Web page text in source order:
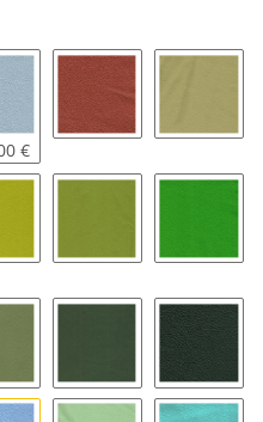
argentinienblau
€
- linde 2400 - army 2450 -